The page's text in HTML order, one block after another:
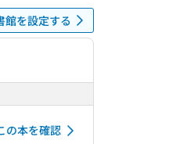
館を設定する
の本を確認